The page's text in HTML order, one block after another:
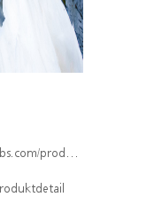
isin/DE000WA5JAB9